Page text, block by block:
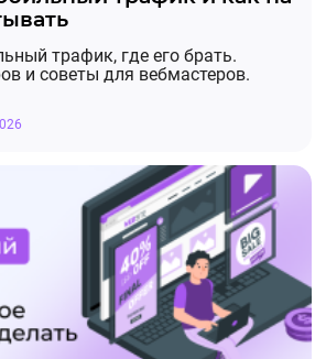
трафик, где его брать.
и советы для вебмастеров.